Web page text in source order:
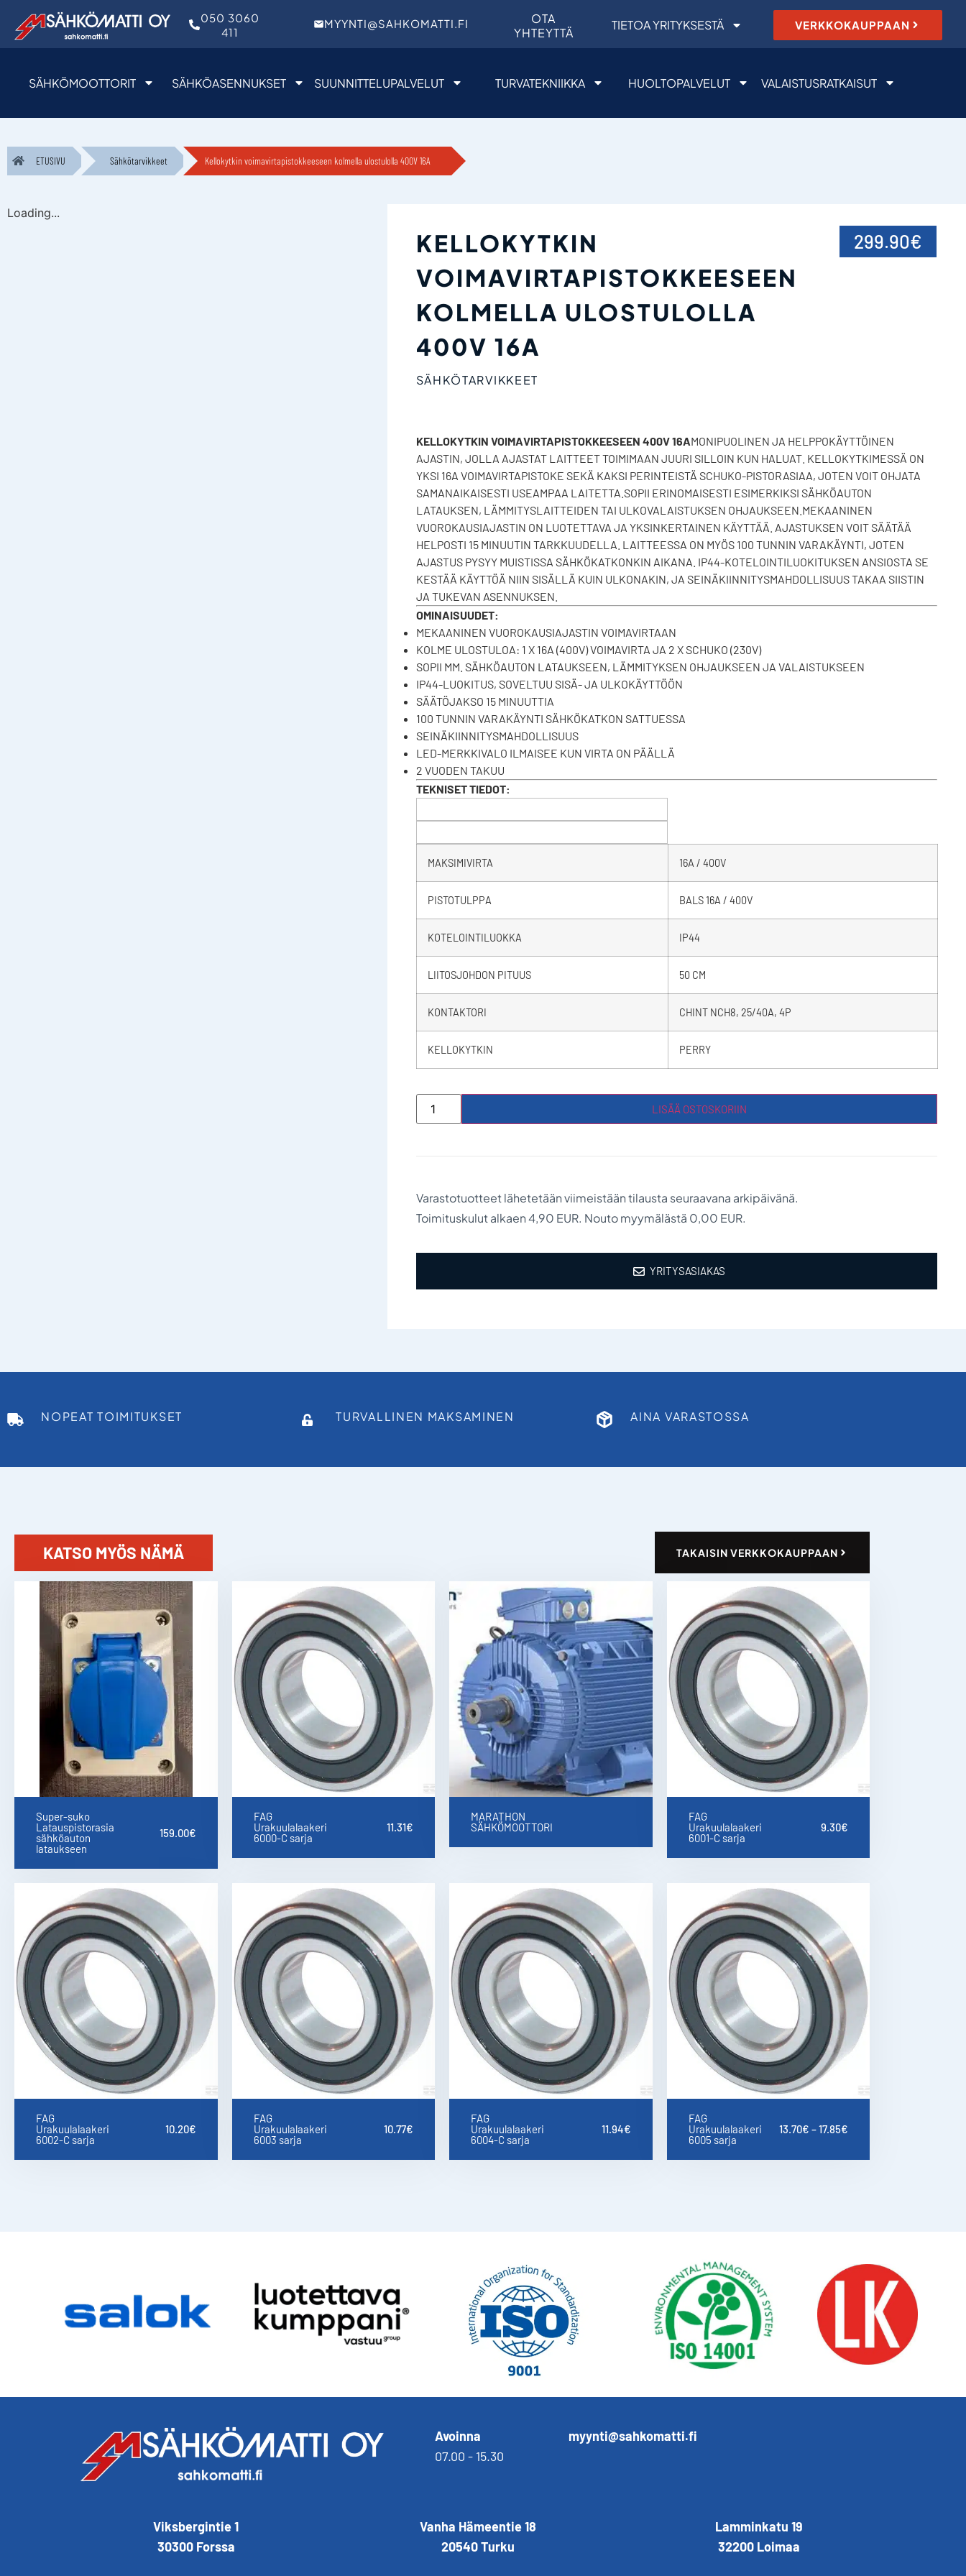
050 3060
411
MYYNTI@SAHKOMATTI.FI
OTA
YHTEYTTÄ
TIETOA YRITYKSESTÄ VERKKOKAUPPAAN
SÄHKÖMOOTTORIT SÄHKÖASENNUKSET SUUNNITTELUPALVELUT TURVATEKNIIKKA HUOLTOPALVELUT VALAISTUSRATKAISUT
ETUSIVU Sähkötarvikkeet Kellokytkin voimavirtapistokkeeseen kolmella ulostulolla 400V 16A
Loading...
KELLOKYTKIN
VOIMAVIRTAPISTOKKEESEEN
KOLMELLA ULOSTULOLLA
400V 16A
299.90€
SÄHKÖTARVIKKEET
KELLOKYTKIN VOIMAVIRTAPISTOKKEESEEN 400V 16AMONIPUOLINEN JA HELPPOKÄYTTÖINEN
AJASTIN, JOLLA AJASTAT LAITTEET TOIMIMAAN JUURI SILLOIN KUN HALUAT. KELLOKYTKIMESSÄ ON
YKSI 16A VOIMAVIRTAPISTOKE SEKÄ KAKSI PERINTEISTÄ SCHUKO-PISTORASIAA, JOTEN VOIT OHJATA
SAMANAIKAISESTI USEAMPAA LAITETTA.SOPII ERINOMAISESTI ESIMERKIKSI SÄHKÖAUTON
LATAUKSEN, LÄMMITYSLAITTEIDEN TAI ULKOVALAISTUKSEN OHJAUKSEEN.MEKAANINEN
VUOROKAUSIAJASTIN ON LUOTETTAVA JA YKSINKERTAINEN KÄYTTÄÄ. AJASTUKSEN VOIT SÄÄTÄÄ
HELPOSTI 15 MINUUTIN TARKKUUDELLA. LAITTEESSA ON MYÖS 100 TUNNIN VARAKÄYNTI, JOTEN
AJASTUS PYSYY MUISTISSA SÄHKÖKATKONKIN AIKANA. IP44-KOTELOINTILUOKITUKSEN ANSIOSTA SE
KESTÄÄ KÄYTTÖÄ NIIN SISÄLLÄ KUIN ULKONAKIN, JA SEINÄKIINNITYSMAHDOLLISUUS TAKAA SIISTIN
JA TUKEVAN ASENNUKSEN.
OMINAISUUDET:
MEKAANINEN VUOROKAUSIAJASTIN VOIMAVIRTAAN
KOLME ULOSTULOA: 1 X 16A (400V) VOIMAVIRTA JA 2 X SCHUKO (230V)
SOPII MM. SÄHKÖAUTON LATAUKSEEN, LÄMMITYKSEN OHJAUKSEEN JA VALAISTUKSEEN
IP44-LUOKITUS, SOVELTUU SISÄ- JA ULKOKÄYTTÖÖN
SÄÄTÖJAKSO 15 MINUUTTIA
100 TUNNIN VARAKÄYNTI SÄHKÖKATKON SATTUESSA
SEINÄKIINNITYSMAHDOLLISUUS
LED-MERKKIVALO ILMAISEE KUN VIRTA ON PÄÄLLÄ
2 VUODEN TAKUU
TEKNISET TIEDOT:
MAKSIMIVIRTA 16A / 400V
PISTOTULPPA BALS 16A / 400V
KOTELOINTILUOKKA IP44
LIITOSJOHDON PITUUS 50 CM
KONTAKTORI CHINT NCH8, 25/40A, 4P
KELLOKYTKIN PERRY
LISÄÄ OSTOSKORIIN
Varastotuotteet lähetetään viimeistään tilausta seuraavana arkipäivänä.
Toimituskulut alkaen 4,90 EUR. Nouto myymälästä 0,00 EUR.
YRITYSASIAKAS
NOPEAT TOIMITUKSET TURVALLINEN MAKSAMINEN AINA VARASTOSSA
KATSO MYÖS NÄMÄ TAKAISIN VERKKOKAUPPAAN
Super-suko
Latauspistorasia
sähköauton
lataukseen
159.00€
FAG
Urakuulalaakeri
6000-C sarja
11.31€
MARATHON
SÄHKÖMOOTTORI
FAG
Urakuulalaakeri
6001-C sarja
9.30€
FAG
Urakuulalaakeri
6002-C sarja
10.20€
FAG
Urakuulalaakeri
6003 sarja
10.77€
FAG
Urakuulalaakeri
6004-C sarja
11.94€
FAG
Urakuulalaakeri
6005 sarja
13.70€ –17.85€
Avoinna
07.00 - 15.30
myynti@sahkomatti.fi
Viksbergintie 1
30300 Forssa
Vanha Hämeentie 18
20540 Turku
Lamminkatu 19
32200 Loimaa